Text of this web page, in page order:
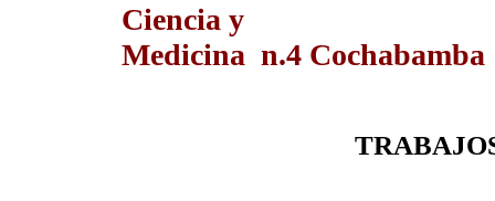
Ciencia y
Medicina n.4 Cochabamba